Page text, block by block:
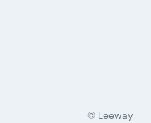
© Leeway